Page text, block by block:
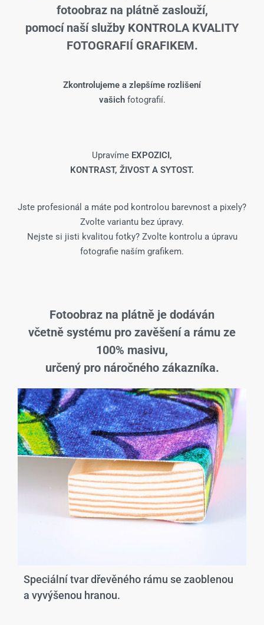
fotoobraz na plátně zaslouží,
pomocí naší služby KONTROLA KVALITY
FOTOGRAFIÍ GRAFIKEM.
Zkontrolujeme a zlepšíme rozlišení
vašich fotografií.
Upravíme EXPOZICI,
KONTRAST, ŽIVOST A SYTOST.
Jste profesionál a máte pod kontrolou barevnost a pixely?
Zvolte variantu bez úpravy.
Nejste si jisti kvalitou fotky? Zvolte kontrolu a úpravu
fotografie naším grafikem.
Fotoobraz na plátně je dodáván
včetně systému pro zavěšení a rámu ze
100% masivu,
určený pro náročného zákazníka.
Speciální tvar dřevěného rámu se zaoblenou
a vyvýšenou hranou.​